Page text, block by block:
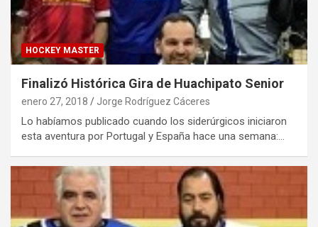
HOCKEY MASTER
Finalizó Histórica Gira de Huachipato Senior
enero 27, 2018 Jorge Rodríguez Cáceres
Lo habíamos publicado cuando los siderúrgicos iniciaron
esta aventura por Portugal y España hace una semana:…